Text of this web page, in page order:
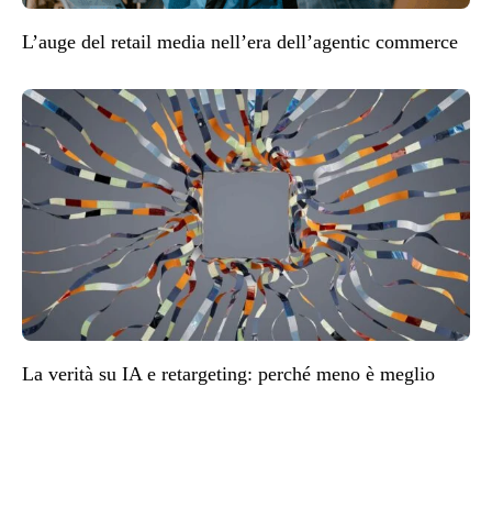
L’auge del retail media nell’era dell’agentic commerce
La verità su IA e retargeting: perché meno è meglio